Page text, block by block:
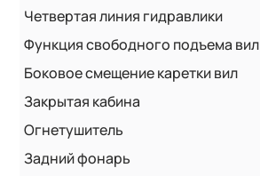
Четвертая линия гидравлики
Функция свободного подъема вил
Боковое смещение каретки вил
Закрытая кабина
Огнетушитель
Задний фонарь